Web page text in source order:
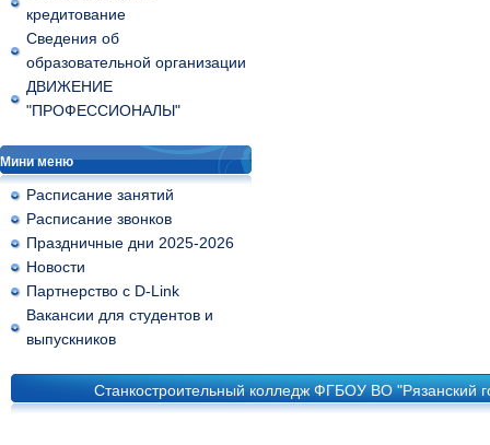
кредитование
Сведения об
образовательной организации
ДВИЖЕНИЕ
"ПРОФЕССИОНАЛЫ"
Мини меню
Расписание занятий
Расписание звонков
Праздничные дни 2025-2026
Новости
Партнерство с D-Link
Вакансии для студентов и
выпускников
Станкостроительный колледж ФГБОУ ВО "Рязанский